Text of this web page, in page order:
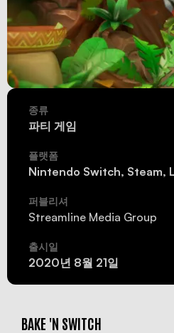
종류
파티 게임
플랫폼
Nintendo Switch, Steam,
퍼블리셔
Streamline Media Group
출시일
2020년 8월 21일
BAKE 'N SWITCH